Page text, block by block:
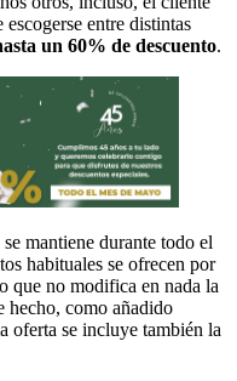
entre distintas
un 60% de descuento.
mantiene durante todo el
habituales se ofrecen por
que no modifica en nada la
hecho, como añadido
oferta se incluye también la